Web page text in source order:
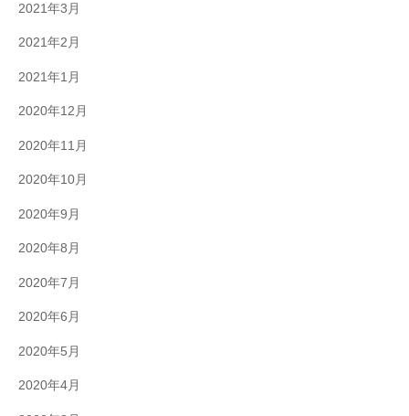
2021年3月
2021年2月
2021年1月
2020年12月
2020年11月
2020年10月
2020年9月
2020年8月
2020年7月
2020年6月
2020年5月
2020年4月